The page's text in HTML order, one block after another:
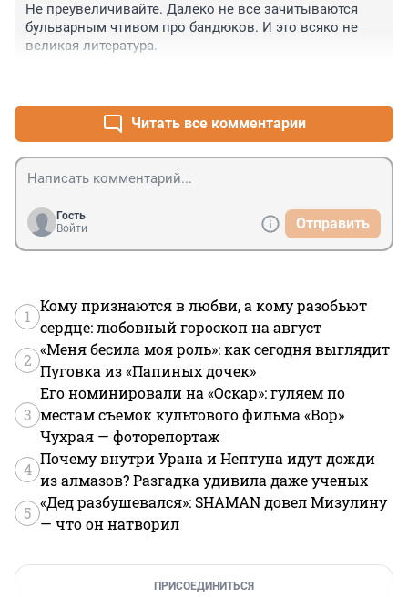
Не преувеличивайте. Далеко не все зачитываются
бульварным чтивом про бандюков. И это всяко не
великая литература.
Читать все комментарии
Гость
Войти
Отправить
1
Кому признаются в любви, а кому разобьют
сердце: любовный гороскоп на август
2
«Меня бесила моя роль»: как сегодня выглядит
Пуговка из «Папиных дочек»
3
Его номинировали на «Оскар»: гуляем по
местам съемок культового фильма «Вор»
Чухрая — фоторепортаж
4
Почему внутри Урана и Нептуна идут дожди
из алмазов? Разгадка удивила даже ученых
5
«Дед разбушевался»: SHAMAN довел Мизулину
— что он натворил
ПРИСОЕДИНИТЬСЯ